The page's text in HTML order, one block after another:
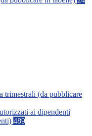
trimestrali (da pubblicare
ai dipendenti
489